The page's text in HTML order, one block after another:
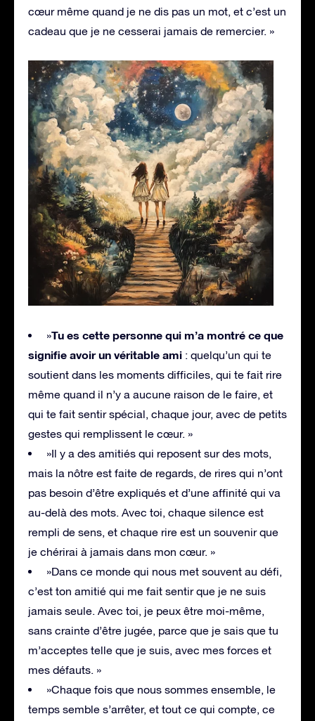
cœur même quand je ne dis pas un mot, et c’est un
cadeau que je ne cesserai jamais de remercier. »
»Tu es cette personne qui m’a montré ce que
signifie avoir un véritable ami : quelqu’un qui te
soutient dans les moments difficiles, qui te fait rire
même quand il n’y a aucune raison de le faire, et
qui te fait sentir spécial, chaque jour, avec de petits
gestes qui remplissent le cœur. »
»Il y a des amitiés qui reposent sur des mots,
mais la nôtre est faite de regards, de rires qui n’ont
pas besoin d’être expliqués et d’une affinité qui va
au-delà des mots. Avec toi, chaque silence est
rempli de sens, et chaque rire est un souvenir que
je chérirai à jamais dans mon cœur. »
»Dans ce monde qui nous met souvent au défi,
c’est ton amitié qui me fait sentir que je ne suis
jamais seule. Avec toi, je peux être moi-même,
sans crainte d’être jugée, parce que je sais que tu
m’acceptes telle que je suis, avec mes forces et
mes défauts. »
»Chaque fois que nous sommes ensemble, le
temps semble s’arrêter, et tout ce qui compte, ce